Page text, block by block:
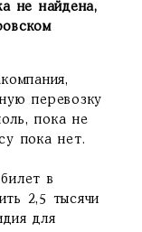
не найдена,
перевозку
пока не
пока нет.
в
2,5 тысячи
для